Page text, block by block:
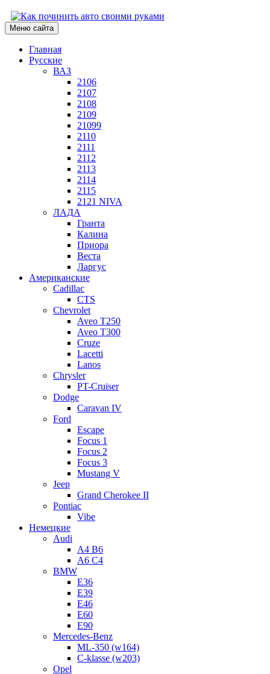
Меню сайта
Главная
Русские
ВАЗ
2106
2107
2108
2109
21099
2110
2111
2112
2113
2114
2115
2121 NIVA
ЛАДА
Гранта
Калина
Приора
Веста
Ларгус
Американские
Cadillac
CTS
Chevrolet
Aveo Т250
Aveo T300
Cruze
Lacetti
Lanos
Chrysler
PT-Cruiser
Dodge
Caravan IV
Ford
Escape
Focus 1
Focus 2
Focus 3
Mustang V
Jeep
Grand Cherokee II
Pontiac
Vibe
Немецкие
Audi
A4 B6
A6 C4
BMW
E36
E39
E46
E60
E90
Mercedes-Benz
ML-350 (w164)
C-klasse (w203)
Opel